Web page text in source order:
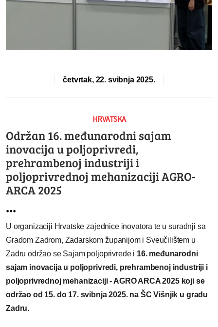
četvrtak, 22. svibnja 2025.
HRVATSKA
Održan 16. međunarodni sajam
inovacija u poljoprivredi,
prehrambenoj industriji i
poljoprivrednoj mehanizaciji AGRO-
ARCA 2025
...
U organizaciji Hrvatske zajednice inovatora te u suradnji sa
Gradom Zadrom, Zadarskom županijom i Sveučilištem u
Zadru održao se Sajam poljoprivrede i 16. međunarodni
sajam inovacija u poljoprivredi, prehrambenoj industriji i
poljoprivrednoj mehanizaciji - AGRO ARCA 2025 koji se
održao od 15. do 17. svibnja 2025. na ŠC Višnjik u gradu
Zadru.